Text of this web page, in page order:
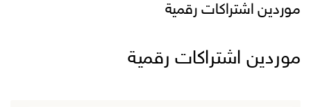
ن
موردين اشتراكات رقمية
موردين اشتراكات رقمية